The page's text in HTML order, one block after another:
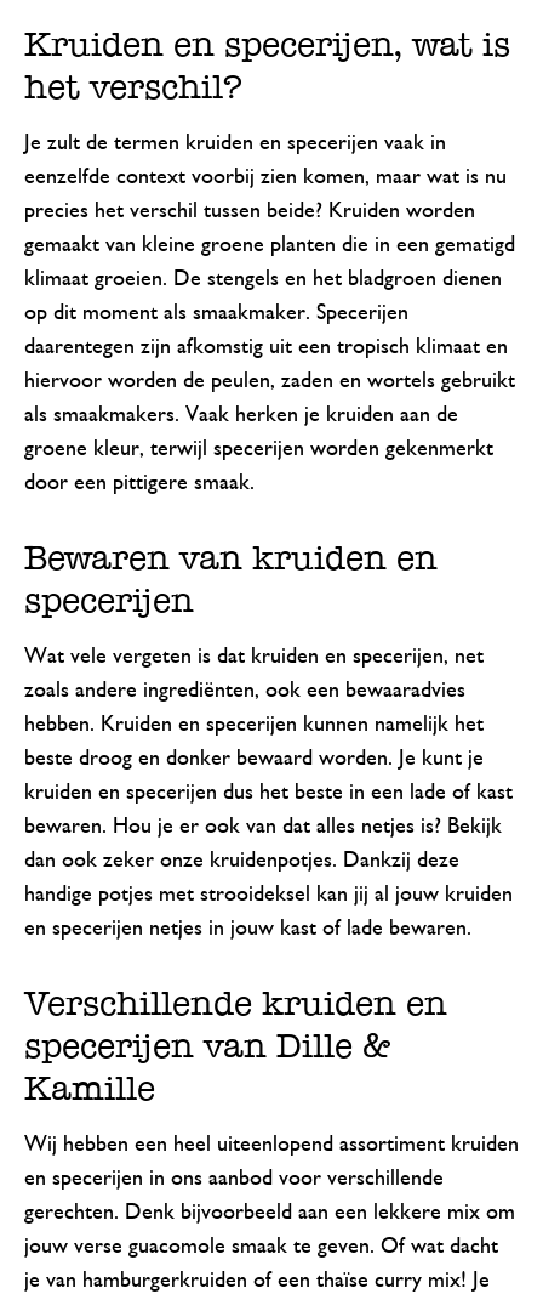
Kruiden en specerijen, wat is
het verschil?
Je zult de termen kruiden en specerijen vaak in
eenzelfde context voorbij zien komen, maar wat is nu
precies het verschil tussen beide? Kruiden worden
gemaakt van kleine groene planten die in een gematigd
klimaat groeien. De stengels en het bladgroen dienen
op dit moment als smaakmaker. Specerijen
daarentegen zijn afkomstig uit een tropisch klimaat en
hiervoor worden de peulen, zaden en wortels gebruikt
als smaakmakers. Vaak herken je kruiden aan de
groene kleur, terwijl specerijen worden gekenmerkt
door een pittigere smaak.
Bewaren van kruiden en
specerijen
Wat vele vergeten is dat kruiden en specerijen, net
zoals andere ingrediënten, ook een bewaaradvies
hebben. Kruiden en specerijen kunnen namelijk het
beste droog en donker bewaard worden. Je kunt je
kruiden en specerijen dus het beste in een lade of kast
bewaren. Hou je er ook van dat alles netjes is? Bekijk
dan ook zeker onze kruidenpotjes. Dankzij deze
handige potjes met strooideksel kan jij al jouw kruiden
en specerijen netjes in jouw kast of lade bewaren.
Verschillende kruiden en
specerijen van Dille &
Kamille
Wij hebben een heel uiteenlopend assortiment kruiden
en specerijen in ons aanbod voor verschillende
gerechten. Denk bijvoorbeeld aan een lekkere mix om
jouw verse guacomole smaak te geven. Of wat dacht
je van hamburgerkruiden of een thaïse curry mix! Je